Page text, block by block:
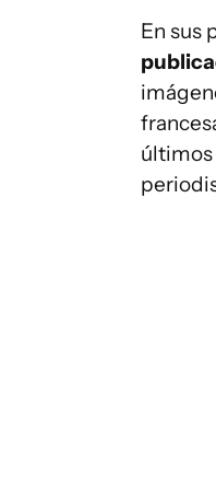
En sus
últimos